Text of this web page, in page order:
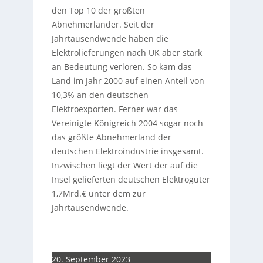
den Top 10 der größten
Abnehmerländer. Seit der
Jahrtausendwende haben die
Elektrolieferungen nach UK aber stark
an Bedeutung verloren. So kam das
Land im Jahr 2000 auf einen Anteil von
10,3% an den deutschen
Elektroexporten. Ferner war das
Vereinigte Königreich 2004 sogar noch
das größte Abnehmerland der
deutschen Elektroindustrie insgesamt.
Inzwischen liegt der Wert der auf die
Insel gelieferten deutschen Elektrogüter
1,7Mrd.€ unter dem zur
Jahrtausendwende.
20. September 2023